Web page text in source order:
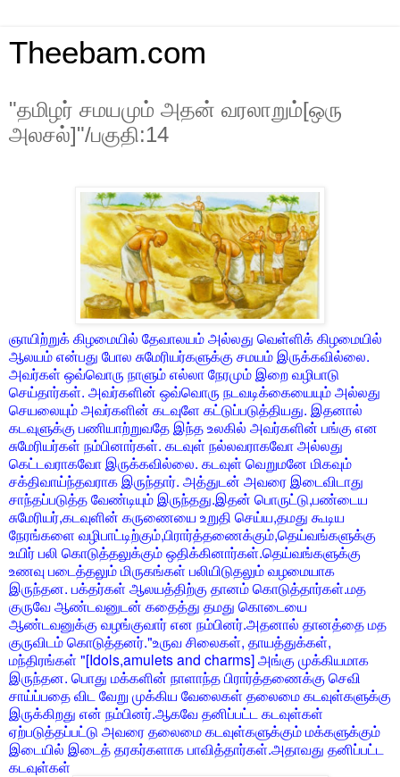
Theebam.com
"தமிழர் சமயமும் அதன் வரலாறும்[ஒரு
அலசல்]"/பகுதி:14
ஞாயிற்றுக் கிழமையில் தேவாலயம் அல்லது வெள்ளிக் கிழமையில்
ஆலயம் என்பது போல சுமேரியர்களுக்கு சமயம் இருக்கவில்லை.
அவர்கள் ஒவ்வொரு நாளும் எல்லா நேரமும் இறை வழிபாடு
செய்தார்கள். அவர்களின் ஒவ்வொரு நடவடிக்கையையும் அல்லது
செயலையும் அவர்களின் கடவுளே கட்டுப்படுத்தியது. இதனால்
கடவுளுக்கு பணியாற்றுவதே இந்த உலகில் அவர்களின் பங்கு என
சுமேரியர்கள் நம்பினார்கள். கடவுள் நல்லவராகவோ அல்லது
கெட்டவராகவோ இருக்கவில்லை. கடவுள் வெறுமனே மிகவும்
சக்திவாய்ந்தவராக இருந்தார். அத்துடன் அவரை இடைவிடாது
சாந்தப்படுத்த வேண்டியும் இருந்தது.இதன் பொருட்டு,பண்டைய
சுமேரியர்,கடவுளின் கருணையை உறுதி செய்ய,தமது கூடிய
நேரங்களை வழிபாட்டிற்கும்,பிரார்த்தணைக்கும்,தெய்வங்களுக்கு
உயிர் பலி கொடுத்தலுக்கும் ஒதிக்கினார்கள்.தெய்வங்களுக்கு
உணவு படைத்தலும் மிருகங்கள் பலியிடுதலும் வழமையாக
இருந்தன. பக்தர்கள் ஆலயத்திற்கு தானம் கொடுத்தார்கள்.மத
குருவே ஆண்டவனுடன் கதைத்து தமது கொடையை
ஆண்டவனுக்கு வழங்குவார் என நம்பினர்.அதனால் தானத்தை மத
குருவிடம் கொடுத்தனர்."உருவ சிலைகள், தாயத்துக்கள்,
மந்திரங்கள் "[Idols,amulets and charms] அங்கு முக்கியமாக
இருந்தன. பொது மக்களின் நாளாந்த பிரார்த்தணைக்கு செவி
சாய்ப்பதை விட வேறு முக்கிய வேலைகள் தலைமை கடவுள்களுக்கு
இருக்கிறது என் நம்பினர்.ஆகவே தனிப்பட்ட கடவுள்கள்
ஏற்படுத்தப்பட்டு அவரை தலைமை கடவுள்களுக்கும் மக்களுக்கும்
இடையில் இடைத் தரகர்களாக பாவித்தார்கள்.அதாவது தனிப்பட்ட
கடவுள்கள்